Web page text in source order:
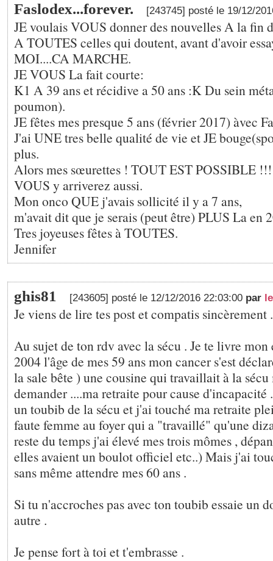
Faslodex...forever. [243745] posté le 19/12/
JE voulais VOUS donner des nouvelles A la fin
A TOUTES celles qui doutent, avant d'avoir
MOI....CA MARCHE.
JE VOUS La fait courte:
K1 A 39 ans et récidive a 50 ans :K Du sein
poumon).
JE fêtes mes presque 5 ans (février 2017) àvec
J'ai UNE tres belle qualité de vie et JE
plus.
Alors mes sœurettes ! TOUT EST POSSIBLE !!!
VOUS y arriverez aussi.
Mon onco QUE j'avais sollicité il y a 7 ans,
m'avait dit que je serais (peut être) PLUS La en
Tres joyeuses fêtes à TOUTES.
Jennifer
ghis81 [243605] posté le 12/12/2016 22:03:00 par
Je viens de lire tes post et compatis sincèrement .
Au sujet de ton rdv avec la sécu . Je te livre mon
2004 l'âge de mes 59 ans mon cancer s'est
la sale bête ) une cousine qui travaillait à la
demander ....ma retraite pour cause d'incapacité
un toubib de la sécu et j'ai touché ma retraite
faute femme au foyer qui a "travaillé" qu'une
reste du temps j'ai élevé mes trois mômes ,
elles avaient un boulot officiel etc..) Mais j'ai
sans même attendre mes 60 ans .
Si tu n'accroches pas avec ton toubib essaie un
autre .
Je pense fort à toi et t'embrasse .